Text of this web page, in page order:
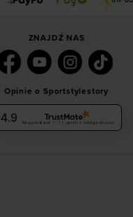
ZNAJDŹ NAS
Opinie o Sportstylestory
4.9 Na podstawie 6036 opinii z całego okresu